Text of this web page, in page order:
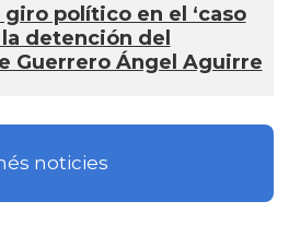
giro político en el ‘caso
detención del
Guerrero Ángel Aguirre
noticies